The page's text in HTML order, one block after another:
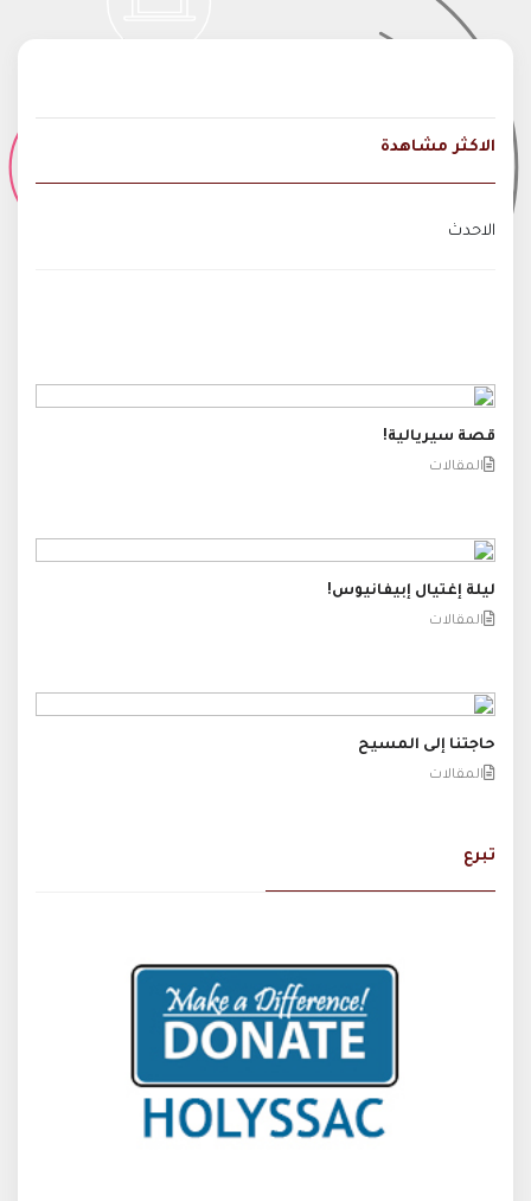
الاكثر مشاهدة
الاحدث
قصة سيريالية!
المقالات
ليلة إغتيال إبيفانيوس!
المقالات
حاجتنا إلى المسيح
المقالات
تبرع